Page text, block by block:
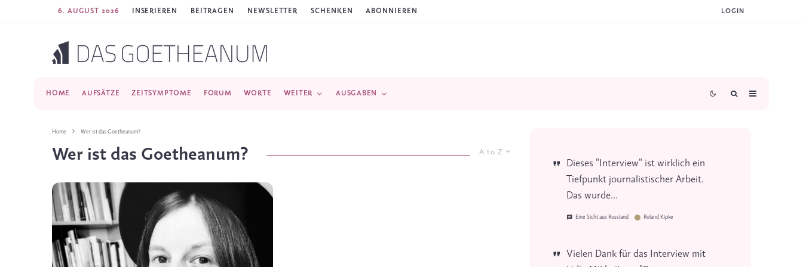
6. AUGUST 2026 INSERIEREN BEITRAGEN NEWSLETTER SCHENKEN ABONNIEREN LOGIN
HOME AUFSÄTZE ZEITSYMPTOME FORUM WORTE WEITER AUSGABEN
Home Wer ist das Goetheanum?
A to Z
Wer ist das Goetheanum?
Dieses "Interview" ist wirklich ein
Tiefpunkt journalistischer Arbeit.
Das wurde...
Eine Sicht aus Russland Roland Kipke
Vielen Dank für das Interview mit